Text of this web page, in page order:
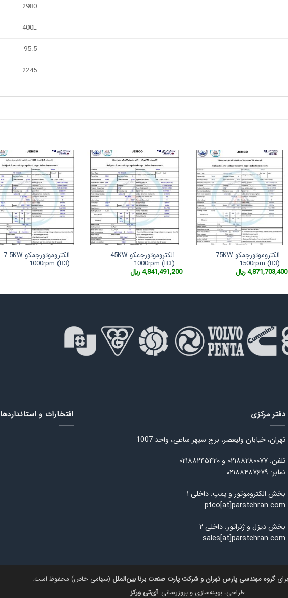
2980
400L
95.5
2245
الکتروموتورجمکو 75KW
1500rpm (B3)
4,871,703,400﷼
الکتروموتورجمکو 45KW
1000rpm (B3)
4,841,491,200﷼
الکتروموتورجمکو 7.5KW
1000rpm (B3)
دفتر مرکزی
تهران، خیابان ولیعصر، برج سپهر ساعی، واحد 1007
تلفن: ۰۲۱۸۸۲۸۰۰۷۷ و ۰۲۱۸۸۲۴۵۴۲۰
نمابر: ۰۲۱۸۸۴۸۷۶۷۹
بخش الکتروموتور و پمپ: داخلی ۱
ptco[at]parstehran.com
بخش دیزل و ژنراتور: داخلی ۲
sales[at]parstehran.com
افتخارات و استانداردها
گروه مهندسی پارس تهران و شرکت پارت صنعت برنا بین‌الملل (سهامی خاص) محفوظ است.
طراحی، بهینه‌سازی و بروزرسانی:آی‌تی ورکز